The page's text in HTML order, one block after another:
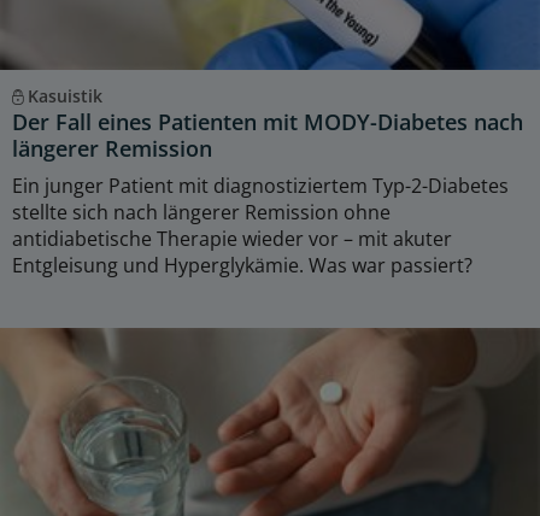
Kasuistik
Der Fall eines Patienten mit MODY-Diabetes nach
längerer Remission
Ein junger Patient mit diagnostiziertem Typ-2-Diabetes
stellte sich nach längerer Remission ohne
antidiabetische Therapie wieder vor – mit akuter
Entgleisung und Hyperglykämie. Was war passiert?